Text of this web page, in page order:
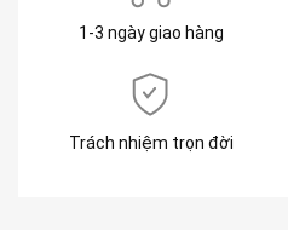
1-3 ngày giao hàng
Trách nhiệm trọn đời